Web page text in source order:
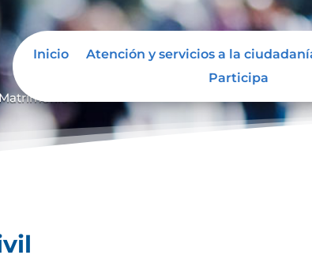
Inicio Atención y servicios a la
Participa
Matrimonio Civil